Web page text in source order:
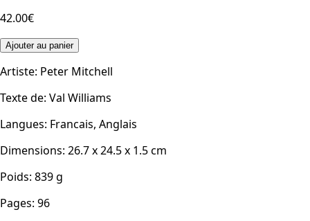
42.00€
Ajouter au panier
Artiste: Peter Mitchell
Texte de: Val Williams
Langues: Francais, Anglais
Dimensions: 26.7 x 24.5 x 1.5cm
Poids: 839g
Pages: 96